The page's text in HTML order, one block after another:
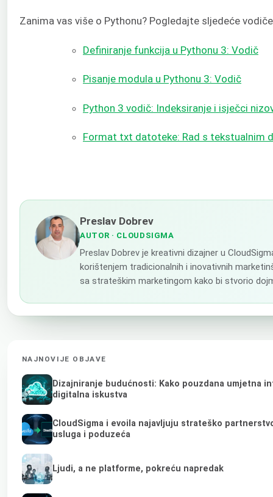
Zanima vas više o Pythonu? Pogledajte sljedeće
Definiranje funkcija u Pythonu 3: Vodič
Pisanje modula u Pythonu 3: Vodič
Python 3 vodič: Indeksiranje i isječci
Format txt datoteke: Rad s tekstualnim
Preslav Dobrev
AUTOR · CLOUDSIGMA
Preslav Dobrev je kreativni dizajner u
korištenjem tradicionalnih i inovativnih
sa strateškim marketingom kako bi stvorio
NAJNOVIJE OBJAVE
Dizajniranje budućnosti: Kako pouzdana umjetna
digitalna iskustva
CloudSigma i evoila najavljuju strateško
usluga i poduzeća
Ljudi, a ne platforme, pokreću napredak